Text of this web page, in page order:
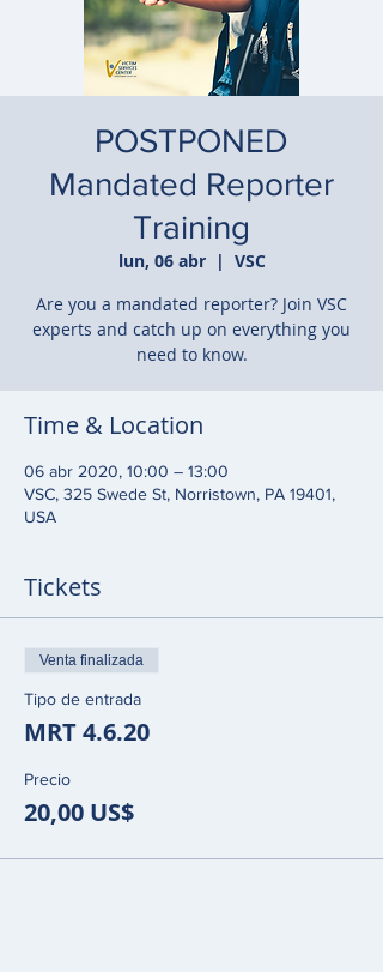
POSTPONED
Mandated Reporter
Training
lun, 06 abr
  |
VSC
Are you a mandated reporter? Join VSC
experts and catch up on everything you
need to know.
Time & Location
06 abr 2020, 10:00 – 13:00
VSC, 325 Swede St, Norristown, PA 19401,
USA
Tickets
Venta finalizada
Tipo de entrada
MRT 4.6.20
Precio
20,00 US$